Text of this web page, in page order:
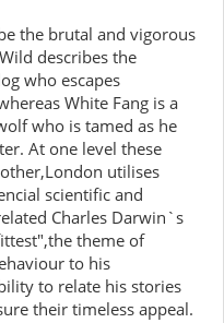
the brutal and vigorous
describes the
who escapes
White Fang is a
who is tamed as he
At one level these
utilises
scientific and
Charles Darwin`s
theme of
to his
to relate his stories
their timeless appeal.